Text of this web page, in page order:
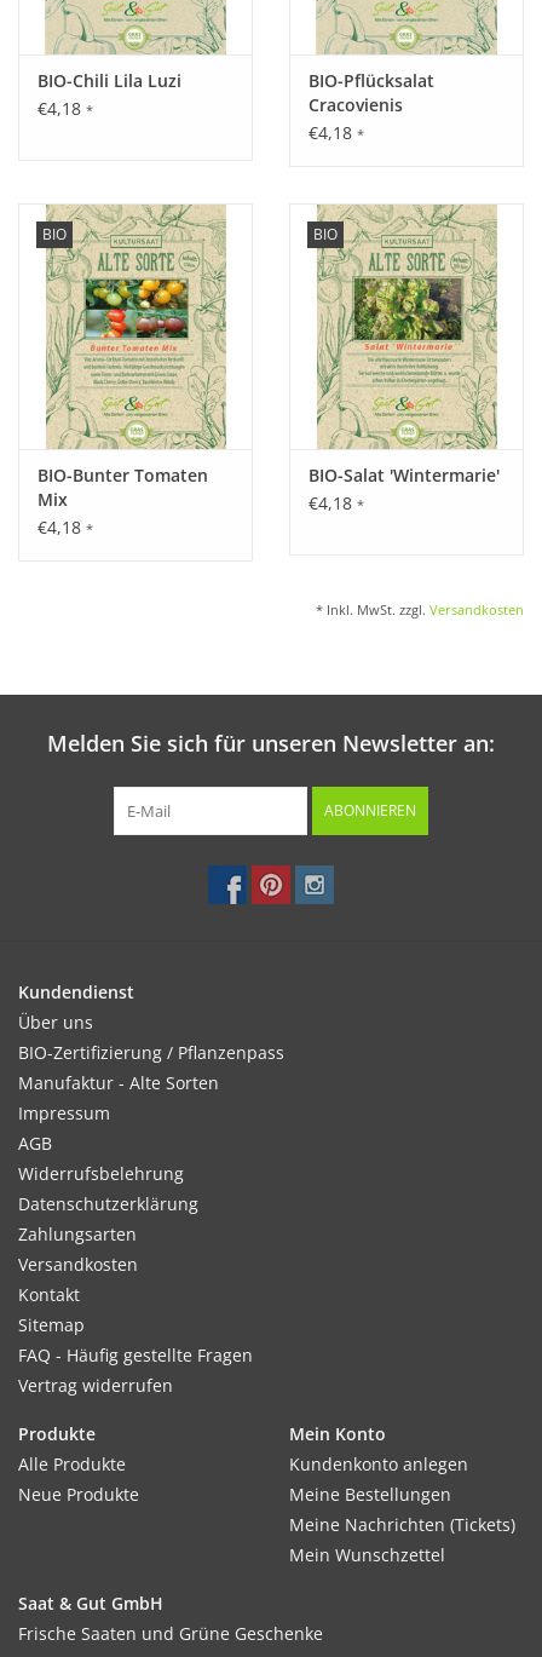
Inhalt:
25 gBIO-Chili Lila Luzi
€4,18 *
BIO-Pflücksalat
Cracovienis
€4,18 *
BIO
BIO-Bunter Tomaten
Mix
€4,18 *
BIO
BIO-Salat 'Wintermarie'
€4,18 *
* Inkl. MwSt. zzgl. Versandkosten
Melden Sie sich für unseren Newsletter an:
ABONNIEREN
Kundendienst
Über uns
BIO-Zertifizierung / Pflanzenpass
Manufaktur - Alte Sorten
Impressum
AGB
Widerrufsbelehrung
Datenschutzerklärung
Zahlungsarten
Versandkosten
Kontakt
Sitemap
FAQ - Häufig gestellte Fragen
Vertrag widerrufen
Produkte
Alle Produkte
Neue Produkte
Mein Konto
Kundenkonto anlegen
Meine Bestellungen
Meine Nachrichten (Tickets)
Mein Wunschzettel
Saat & Gut GmbH
Frische Saaten und Grüne Geschenke